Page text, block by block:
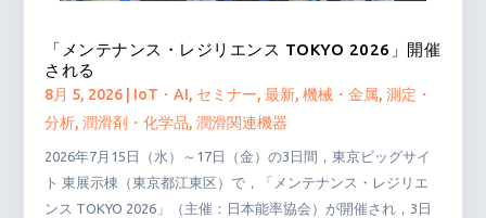
「メンテナンス・レジリエンス TOKYO 2026」開催
される
8月 5, 2026 IoT・AI, セミナー,最新,機械・金属,測定・
分析,潤滑剤・化学品,潤滑関連機器
2026年7月15日（水）～17日（金）の3日間，東京ビッグサイ
ト 東展示棟（東京都江東区）で，「メンテナンス・レジリエ
ンス TOKYO 2026」（主催：日本能率協会）が開催され，3日